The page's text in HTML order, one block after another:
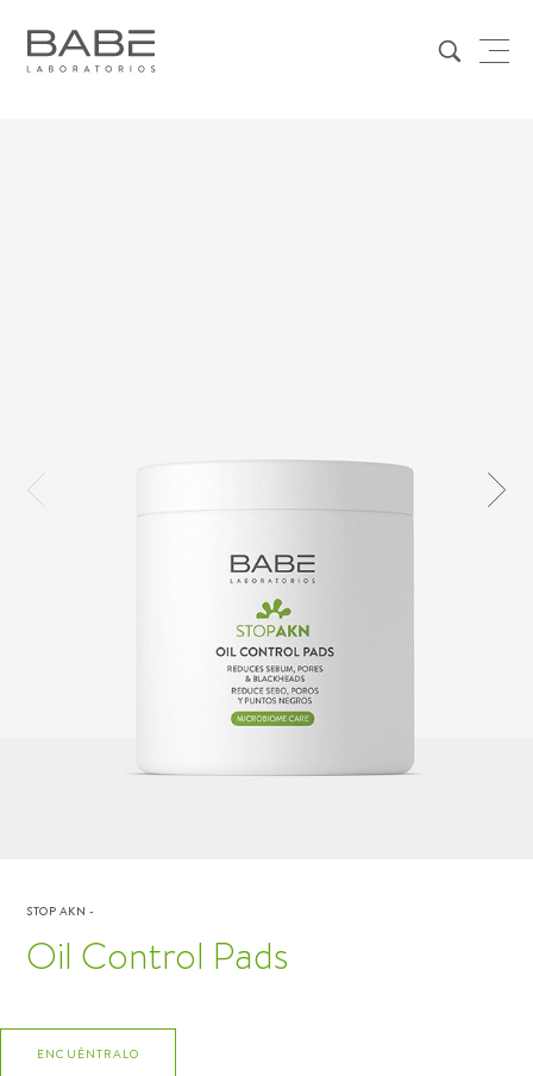
STOP AKN -
Oil Control Pads
ENCUÉNTRALO